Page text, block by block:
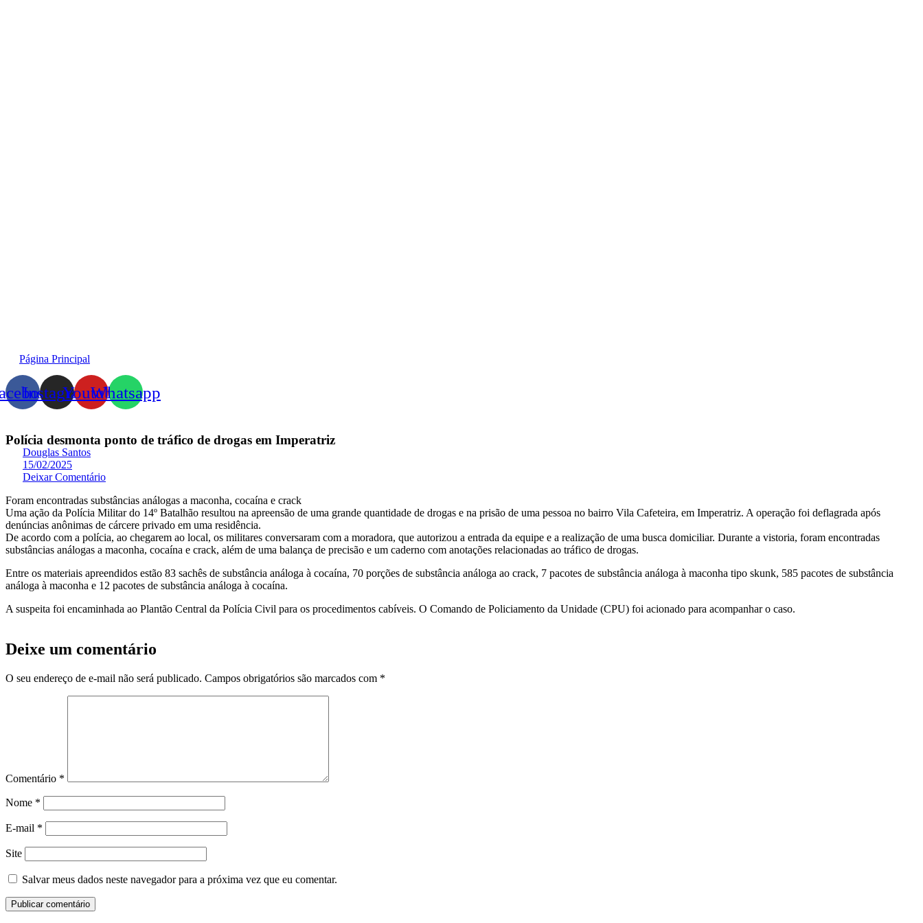
Página Principal
InstagramYoutubeWhatsapp
Polícia desmonta ponto de tráfico de drogas em Imperatriz
Douglas Santos
15/02/2025
Deixar Comentário
Foram encontradas substâncias análogas a maconha, cocaína e crack
Uma ação da Polícia Militar do 14º Batalhão resultou na apreensão de uma grande quantidade de drogas e na prisão de uma pessoa no bairro Vila Cafeteira, em Imperatriz. A operação foi deflagrada após
denúncias anônimas de cárcere privado em uma residência.
De acordo com a polícia, ao chegarem ao local, os militares conversaram com a moradora, que autorizou a entrada da equipe e a realização de uma busca domiciliar. Durante a vistoria, foram encontradas
substâncias análogas a maconha, cocaína e crack, além de uma balança de precisão e um caderno com anotações relacionadas ao tráfico de drogas.
Entre os materiais apreendidos estão 83 sachês de substância análoga à cocaína, 70 porções de substância análoga ao crack, 7 pacotes de substância análoga à maconha tipo skunk, 585 pacotes de substância
análoga à maconha e 12 pacotes de substância análoga à cocaína.
A suspeita foi encaminhada ao Plantão Central da Polícia Civil para os procedimentos cabíveis. O Comando de Policiamento da Unidade (CPU) foi acionado para acompanhar o caso.
Deixe um comentário
O seu endereço de e-mail não será publicado. Campos obrigatórios são marcados com *
Comentário *
Nome *
E-mail *
Site
Salvar meus dados neste navegador para a próxima vez que eu comentar.